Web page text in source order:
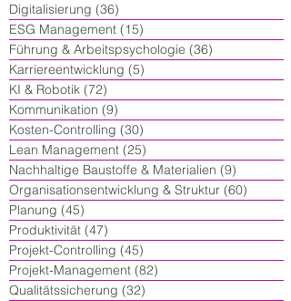
Digitalisierung (36)
ESG Management (15)
Führung & Arbeitspsychologie (36)
Karriereentwicklung (5)
KI & Robotik (72)
Kommunikation (9)
Kosten-Controlling (30)
Lean Management (25)
Nachhaltige Baustoffe & Materialien (9)
Organisationsentwicklung & Struktur (60)
Planung (45)
Produktivität (47)
Projekt-Controlling (45)
Projekt-Management (82)
Qualitätssicherung (32)